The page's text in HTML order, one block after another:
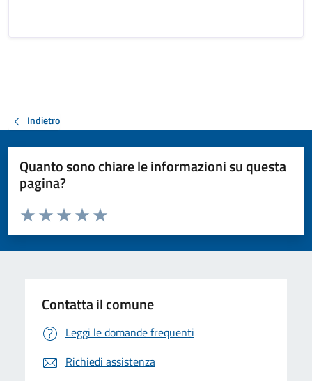
Indietro
Quanto sono chiare le informazioni su questa
pagina?
Valuta da 1 a 5 stelle la pagina
Valuta 5 stelle su 5
Valuta 4 stelle su 5
Valuta 3 stelle su 5
Valuta 2 stelle su 5
Valuta 1 stelle su 5
Contatta il comune
Leggi le domande frequenti
Richiedi assistenza